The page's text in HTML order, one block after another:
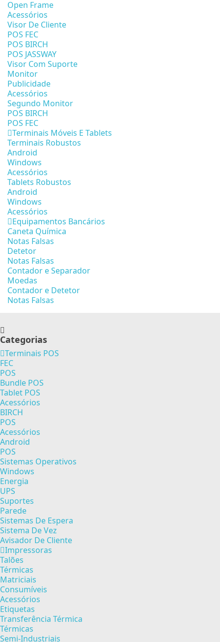
Open Frame
Acessórios
Visor De Cliente
POS FEC
POS BIRCH
POS JASSWAY
Visor Com Suporte
Monitor
Publicidade
Acessórios
Segundo Monitor
POS BIRCH
POS FEC
Terminais Móveis E Tablets
Terminais Robustos
Android
Windows
Acessórios
Tablets Robustos
Android
Windows
Acessórios
Equipamentos Bancários
Caneta Química
Notas Falsas
Detetor
Notas Falsas
Contador e Separador
Moedas
Contador e Detetor
Notas Falsas
Categorias
Terminais POS
FEC
POS
Bundle POS
Tablet POS
Acessórios
BIRCH
POS
Acessórios
Android
POS
Sistemas Operativos
Windows
Energia
UPS
Suportes
Parede
Sistemas De Espera
Sistema De Vez
Avisador De Cliente
Impressoras
Talões
Térmicas
Matriciais
Consumíveis
Acessórios
Etiquetas
Transferência Térmica
Térmicas
Semi-Industriais